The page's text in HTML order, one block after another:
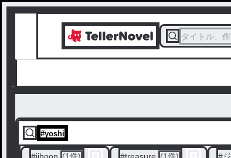
タイトル、
#yoshi